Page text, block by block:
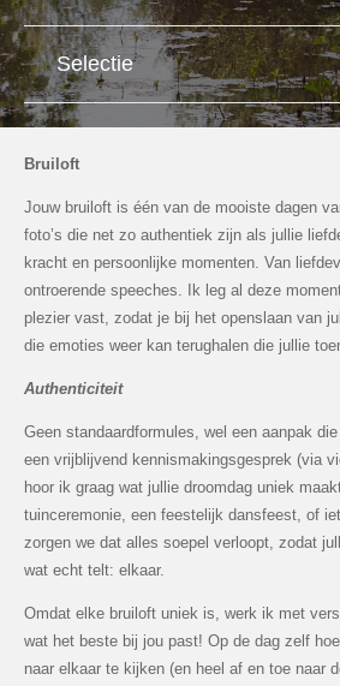
Selectie
Bruiloft
Jouw bruiloft is één van de mooiste dagen
foto’s die net zo authentiek zijn als jullie
kracht en persoonlijke momenten. Van
ontroerende speeches. Ik leg al deze
plezier vast, zodat je bij het openslaan van
die emoties weer kan terughalen die jullie
Authenticiteit
Geen standaardformules, wel een aanpak
een vrijblijvend kennismakingsgesprek (via
hoor ik graag wat jullie droomdag uniek
tuinceremonie, een feestelijk dansfeest, of
zorgen we dat alles soepel verloopt, zodat
wat echt telt: elkaar.
Omdat elke bruiloft uniek is, werk ik met
wat het beste bij jou past! Op de dag zelf
naar elkaar te kijken (en heel af en toe naar